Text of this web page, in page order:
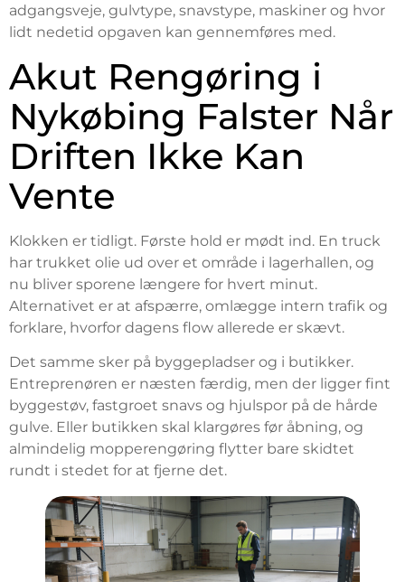
adgangsveje, gulvtype, snavstype, maskiner og hvor
lidt nedetid opgaven kan gennemføres med.
Akut Rengøring i
Nykøbing Falster Når
Driften Ikke Kan
Vente
Klokken er tidligt. Første hold er mødt ind. En truck
har trukket olie ud over et område i lagerhallen, og
nu bliver sporene længere for hvert minut.
Alternativet er at afspærre, omlægge intern trafik og
forklare, hvorfor dagens flow allerede er skævt.
Det samme sker på byggepladser og i butikker.
Entreprenøren er næsten færdig, men der ligger fint
byggestøv, fastgroet snavs og hjulspor på de hårde
gulve. Eller butikken skal klargøres før åbning, og
almindelig mopperengøring flytter bare skidtet
rundt i stedet for at fjerne det.